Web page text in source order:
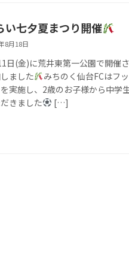
い七夕夏まつり開催
8月18日
日(金)に荒井東第一公園で開催
ました
みちのく仙台FCはフ
実施し、2歳のお子様から中学
きました
[…]